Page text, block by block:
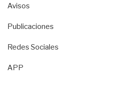
Avisos
Publicaciones
Redes Sociales
APP